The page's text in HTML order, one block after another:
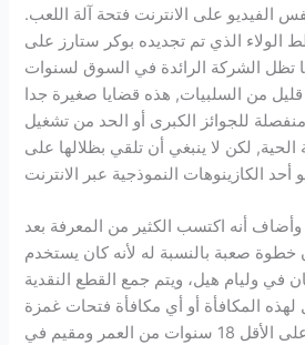
الفيديو على الانترنت فتحة آلة اللعب.
الذي تم تجديده بوكر ستارز على
تظل الشركة الرائدة في السوق لسنوات
من السلبيات, هذه قضايا صغيرة جدا
للجوائز الكبرى أو الحد من تشغيل
الحية, لكن لا ينبغي أن تلقي بظلالها على
أنه اكتسب الكثير من المعرفة بعد
خطوة صعبة بالنسبة له لأنه كان يستخدم
في وليام هيل، ويتم جمع القطع النقدية
المكافأة أو أي مكافأة فتحات غمزة
أخرى, يجب أن تكون على الأقل 18 سنوات من العمر ومقيم في